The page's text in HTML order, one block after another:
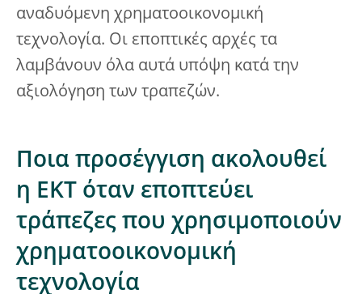
αναδυόμενη χρηματοοικονομική
τεχνολογία. Οι εποπτικές αρχές τα
λαμβάνουν όλα αυτά υπόψη κατά την
αξιολόγηση των τραπεζών.
Ποια προσέγγιση ακολουθεί
η ΕΚΤ όταν εποπτεύει
τράπεζες που χρησιμοποιούν
χρηματοοικονομική
τεχνολογία